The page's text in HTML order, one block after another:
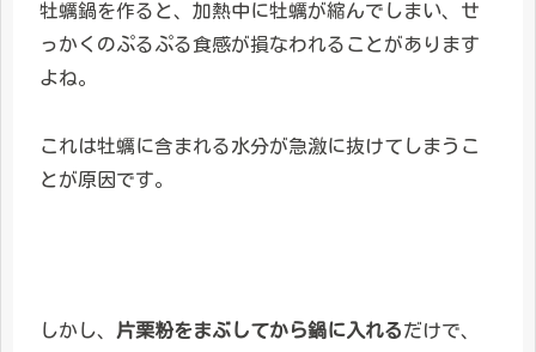
牡蠣鍋を作ると、加熱中に牡蠣が縮んでしまい、せ
っかくのぷるぷる食感が損なわれることがあります
よね。
これは牡蠣に含まれる水分が急激に抜けてしまうこ
とが原因です。
しかし、 片栗粉をまぶしてから鍋に入れるだけで、